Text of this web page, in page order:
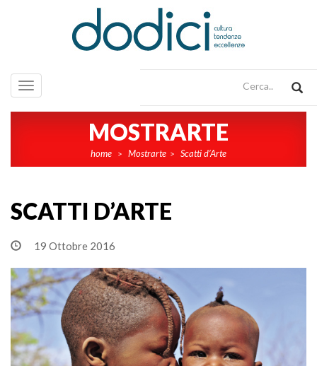
Toggle
navigation
MOSTRARTE
home > Mostrarte > Scatti d’Arte
SCATTI D’ARTE
19 Ottobre 2016